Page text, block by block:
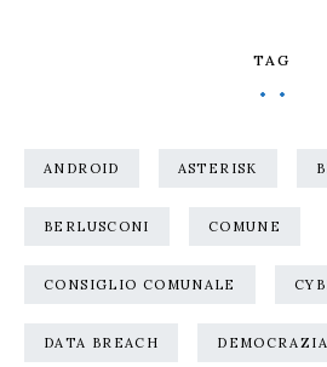
TAG
ANDROID ASTERISK
BERLUSCONI COMUNE
CONSIGLIO COMUNALE
DATA BREACH DEMOCRAZIA